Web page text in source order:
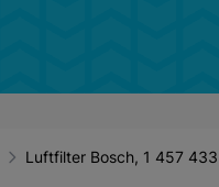
Luftfilter Bosch, 1 457